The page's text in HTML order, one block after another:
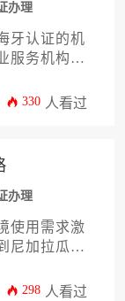
办理
牙认证的机
服务机构及
拉瓜办理海
330 人看过
办理
使用需求激
尼加拉瓜办
、申请步骤
298 人看过